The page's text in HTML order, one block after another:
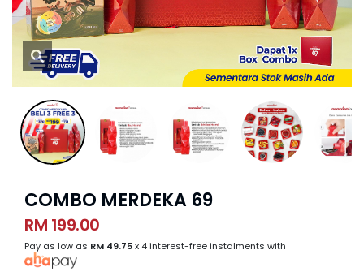
COMBO MERDEKA 69
RM 199.00
Pay as low as RM 49.75x 4 interest-free instalments with